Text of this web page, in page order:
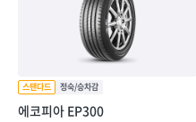
에코피아 EP300